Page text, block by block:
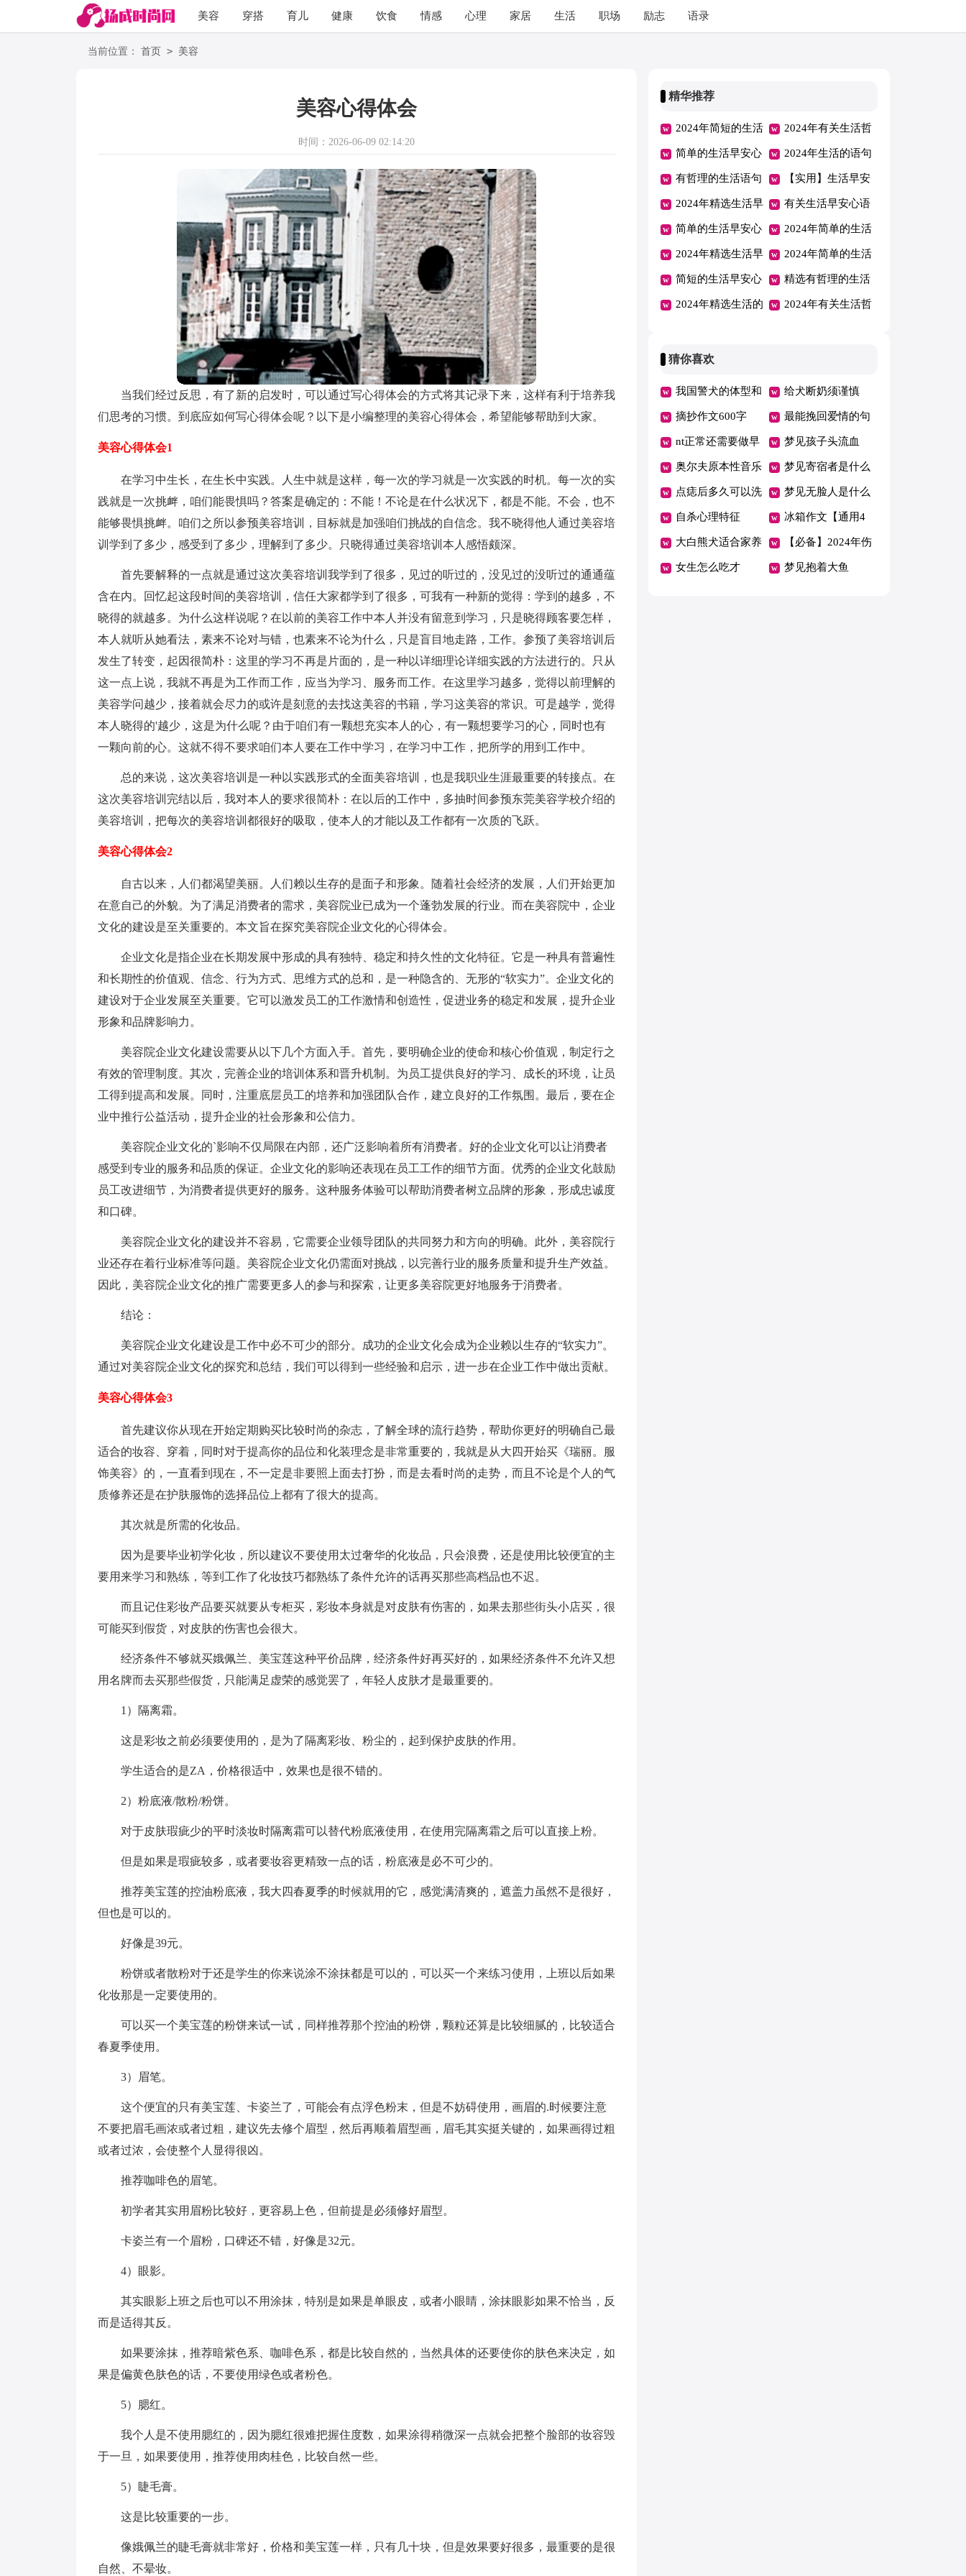
美容 穿搭 育儿 健康 饮食 情感 心理 家居 生活 职场 励志 语录
当前位置： 首页 > 美容
美容心得体会
时间：2026-06-09 02:14:20
当我们经过反思，有了新的启发时，可以通过写心得体会的方式将其记录下来，这样有利于培养我
们思考的习惯。到底应如何写心得体会呢？以下是小编整理的美容心得体会，希望能够帮助到大家。
美容心得体会1
在学习中生长，在生长中实践。人生中就是这样，每一次的学习就是一次实践的时机。每一次的实
践就是一次挑衅，咱们能畏惧吗？答案是确定的：不能！不论是在什么状况下，都是不能。不会，也不
能够畏惧挑衅。咱们之所以参预美容培训，目标就是加强咱们挑战的自信念。我不晓得他人通过美容培
训学到了多少，感受到了多少，理解到了多少。只晓得通过美容培训本人感悟颇深。
首先要解释的一点就是通过这次美容培训我学到了很多，见过的听过的，没见过的没听过的通通蕴
含在内。回忆起这段时间的美容培训，信任大家都学到了很多，可我有一种新的觉得：学到的越多，不
晓得的就越多。为什么这样说呢？在以前的美容工作中本人并没有留意到学习，只是晓得顾客要怎样，
本人就听从她看法，素来不论对与错，也素来不论为什么，只是盲目地走路，工作。参预了美容培训后
发生了转变，起因很简朴：这里的学习不再是片面的，是一种以详细理论详细实践的方法进行的。只从
这一点上说，我就不再是为工作而工作，应当为学习、服务而工作。在这里学习越多，觉得以前理解的
美容学问越少，接着就会尽力的或许是刻意的去找这美容的书籍，学习这美容的常识。可是越学，觉得
本人晓得的'越少，这是为什么呢？由于咱们有一颗想充实本人的心，有一颗想要学习的心，同时也有
一颗向前的心。这就不得不要求咱们本人要在工作中学习，在学习中工作，把所学的用到工作中。
总的来说，这次美容培训是一种以实践形式的全面美容培训，也是我职业生涯最重要的转接点。在
这次美容培训完结以后，我对本人的要求很简朴：在以后的工作中，多抽时间参预东莞美容学校介绍的
美容培训，把每次的美容培训都很好的吸取，使本人的才能以及工作都有一次质的飞跃。
美容心得体会2
自古以来，人们都渴望美丽。人们赖以生存的是面子和形象。随着社会经济的发展，人们开始更加
在意自己的外貌。为了满足消费者的需求，美容院业已成为一个蓬勃发展的行业。而在美容院中，企业
文化的建设是至关重要的。本文旨在探究美容院企业文化的心得体会。
企业文化是指企业在长期发展中形成的具有独特、稳定和持久性的文化特征。它是一种具有普遍性
和长期性的价值观、信念、行为方式、思维方式的总和，是一种隐含的、无形的“软实力”。企业文化的
建设对于企业发展至关重要。它可以激发员工的工作激情和创造性，促进业务的稳定和发展，提升企业
形象和品牌影响力。
美容院企业文化建设需要从以下几个方面入手。首先，要明确企业的使命和核心价值观，制定行之
有效的管理制度。其次，完善企业的培训体系和晋升机制。为员工提供良好的学习、成长的环境，让员
工得到提高和发展。同时，注重底层员工的培养和加强团队合作，建立良好的工作氛围。最后，要在企
业中推行公益活动，提升企业的社会形象和公信力。
美容院企业文化的`影响不仅局限在内部，还广泛影响着所有消费者。好的企业文化可以让消费者
感受到专业的服务和品质的保证。企业文化的影响还表现在员工工作的细节方面。优秀的企业文化鼓励
员工改进细节，为消费者提供更好的服务。这种服务体验可以帮助消费者树立品牌的形象，形成忠诚度
和口碑。
美容院企业文化的建设并不容易，它需要企业领导团队的共同努力和方向的明确。此外，美容院行
业还存在着行业标准等问题。美容院企业文化仍需面对挑战，以完善行业的服务质量和提升生产效益。
因此，美容院企业文化的推广需要更多人的参与和探索，让更多美容院更好地服务于消费者。
结论：
美容院企业文化建设是工作中必不可少的部分。成功的企业文化会成为企业赖以生存的“软实力”。
通过对美容院企业文化的探究和总结，我们可以得到一些经验和启示，进一步在企业工作中做出贡献。
美容心得体会3
首先建议你从现在开始定期购买比较时尚的杂志，了解全球的流行趋势，帮助你更好的明确自己最
适合的妆容、穿着，同时对于提高你的品位和化装理念是非常重要的，我就是从大四开始买《瑞丽。服
饰美容》的，一直看到现在，不一定是非要照上面去打扮，而是去看时尚的走势，而且不论是个人的气
质修养还是在护肤服饰的选择品位上都有了很大的提高。
其次就是所需的化妆品。
因为是要毕业初学化妆，所以建议不要使用太过奢华的化妆品，只会浪费，还是使用比较便宜的主
要用来学习和熟练，等到工作了化妆技巧都熟练了条件允许的话再买那些高档品也不迟。
而且记住彩妆产品要买就要从专柜买，彩妆本身就是对皮肤有伤害的，如果去那些街头小店买，很
可能买到假货，对皮肤的伤害也会很大。
经济条件不够就买娥佩兰、美宝莲这种平价品牌，经济条件好再买好的，如果经济条件不允许又想
用名牌而去买那些假货，只能满足虚荣的感觉罢了，年轻人皮肤才是最重要的。
1）隔离霜。
这是彩妆之前必须要使用的，是为了隔离彩妆、粉尘的，起到保护皮肤的作用。
学生适合的是ZA，价格很适中，效果也是很不错的。
2）粉底液/散粉/粉饼。
对于皮肤瑕疵少的平时淡妆时隔离霜可以替代粉底液使用，在使用完隔离霜之后可以直接上粉。
但是如果是瑕疵较多，或者要妆容更精致一点的话，粉底液是必不可少的。
推荐美宝莲的控油粉底液，我大四春夏季的时候就用的它，感觉满清爽的，遮盖力虽然不是很好，
但也是可以的。
好像是39元。
粉饼或者散粉对于还是学生的你来说涂不涂抹都是可以的，可以买一个来练习使用，上班以后如果
化妆那是一定要使用的。
可以买一个美宝莲的粉饼来试一试，同样推荐那个控油的粉饼，颗粒还算是比较细腻的，比较适合
春夏季使用。
3）眉笔。
这个便宜的只有美宝莲、卡姿兰了，可能会有点浮色粉末，但是不妨碍使用，画眉的.时候要注意
不要把眉毛画浓或者过粗，建议先去修个眉型，然后再顺着眉型画，眉毛其实挺关键的，如果画得过粗
或者过浓，会使整个人显得很凶。
推荐咖啡色的眉笔。
初学者其实用眉粉比较好，更容易上色，但前提是必须修好眉型。
卡姿兰有一个眉粉，口碑还不错，好像是32元。
4）眼影。
其实眼影上班之后也可以不用涂抹，特别是如果是单眼皮，或者小眼睛，涂抹眼影如果不恰当，反
而是适得其反。
如果要涂抹，推荐暗紫色系、咖啡色系，都是比较自然的，当然具体的还要使你的肤色来决定，如
果是偏黄色肤色的话，不要使用绿色或者粉色。
5）腮红。
我个人是不使用腮红的，因为腮红很难把握住度数，如果涂得稍微深一点就会把整个脸部的妆容毁
于一旦，如果要使用，推荐使用肉桂色，比较自然一些。
5）睫毛膏。
这是比较重要的一步。
像娥佩兰的睫毛膏就非常好，价格和美宝莲一样，只有几十块，但是效果要好很多，最重要的是很
自然、不晕妆。
精华推荐
2024年简短的生活
早安心语朋友圈汇
总61句
2024年有关生活哲
理语句67句
简单的生活早安心
语QQ汇编36句
2024年生活的语句
99条
有哲理的生活语句
汇编89句
【实用】生活早安
心语24条
2024年精选生活早
安心语微信摘录47
句
有关生活早安心语
微信35条
简单的生活早安心
语微信锦集59条
2024年简单的生活
早安心语汇编52条
2024年精选生活早
安心语朋友圈大集
合58条
2024年简单的生活
早安心语QQ集锦
34条
简短的生活早安心
语汇编43条
精选有哲理的生活
语句锦集60条
2024年精选生活的 2024年有关生活哲
猜你喜欢
我国警犬的体型和
饲养
给犬断奶须谨慎
摘抄作文600字 最能挽回爱情的句
子都有哪些
nt正常还需要做早
唐吗
梦见孩子头流血
奥尔夫原本性音乐
教育的原理是什么
梦见寄宿者是什么
意思？
点痣后多久可以洗
脸
梦见无脸人是什么
意思？
自杀心理特征 冰箱作文【通用4
篇】
大白熊犬适合家养
吗？
【必备】2024年伤
心的语录集锦30条
女生怎么吃才 梦见抱着大鱼